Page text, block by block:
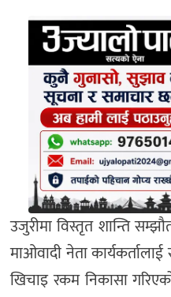
उजुरीमा विस्तृत शान्ति
माओवादी नेता
खिचाइ रकम निकासा